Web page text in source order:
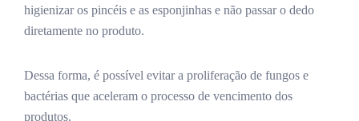
higienizar os pincéis e as esponjinhas e não passar o dedo
diretamente no produto.
Dessa forma, é possível evitar a proliferação de fungos e
bactérias que aceleram o processo de vencimento dos
produtos.